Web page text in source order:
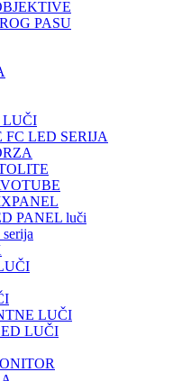
PASU
LED SERIJA
PANEL luči
LUČI
LUČI